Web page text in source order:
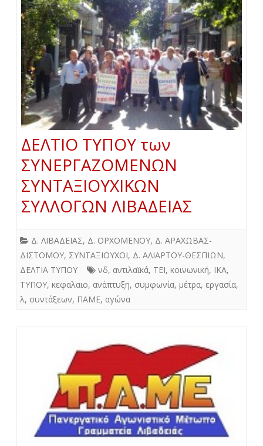
ΔΕΛΤΙΟ ΤΥΠΟΥ των
ΣΥΝΕΡΓΑΖΟΜΕΝΩΝ
ΣΥΝΤΑΞΙΟΥΧΙΚΩΝ
ΣΥΛΛΟΓΩΝ ΛΙΒΑΔΕΙΑΣ
Δ. ΛΙΒΑΔΕΙΑΣ, Δ. ΟΡΧΟΜΕΝΟΥ, Δ. ΑΡΑΧΩΒΑΣ-
ΔΙΣΤΟΜΟΥ, ΣΥΝΤΑΞΙΟΥΧΟΙ, Δ. ΑΛΙΑΡΤΟΥ-ΘΕΣΠΙΩΝ,
ΔΕΛΤΙΑ ΤΥΠΟΥ
νδ, αντιλαϊκά, ΤΕΙ, κοινωνική, ΙΚΑ,
ΤΥΠΟΥ, κεφαλαιο, ανάπτυξη, συμφωνία, μέτρα, εργασία,
λ, συντάξεων, ΠΑΜΕ, αγώνα